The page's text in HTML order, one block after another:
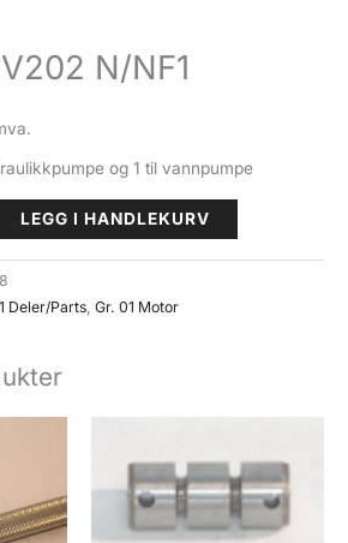
N/NF1
og 1 til vannpumpe
LEGG I HANDLEKURV
Deler/Parts, Gr. 01 Motor